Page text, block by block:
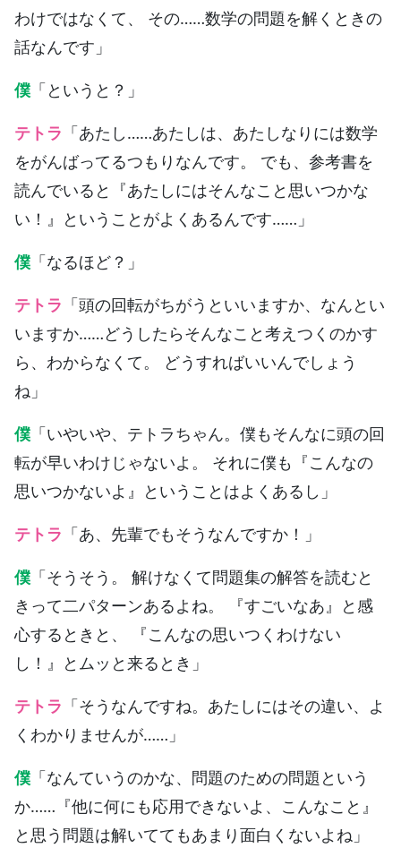
わけではなくて、 その……数学の問題を解くときの
話なんです」
僕 「というと？」
テトラ 「あたし……あたしは、あたしなりには数学
をがんばってるつもりなんです。 でも、参考書を
読んでいると『あたしにはそんなこと思いつかな
い！』ということがよくあるんです……」
僕 「なるほど？」
テトラ 「頭の回転がちがうといいますか、なんとい
いますか……どうしたらそんなこと考えつくのかす
ら、わからなくて。 どうすればいいんでしょう
ね」
僕 「いやいや、テトラちゃん。僕もそんなに頭の回
転が早いわけじゃないよ。 それに僕も『こんなの
思いつかないよ』ということはよくあるし」
テトラ 「あ、先輩でもそうなんですか！」
僕 「そうそう。 解けなくて問題集の解答を読むと
きって二パターンあるよね。 『すごいなあ』と感
心するときと、 『こんなの思いつくわけない
し！』とムッと来るとき」
テトラ 「そうなんですね。あたしにはその違い、よ
くわかりませんが……」
僕 「なんていうのかな、問題のための問題という
か……『他に何にも応用できないよ、こんなこと』
と思う問題は解いててもあまり面白くないよね」